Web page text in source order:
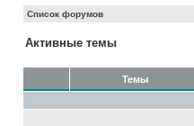
Список форумов
Активные темы
Темы